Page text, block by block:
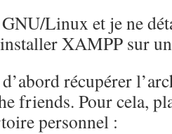
Linux et je ne
XAMPP sur
récupérer
friends. Pour cela,
personnel :